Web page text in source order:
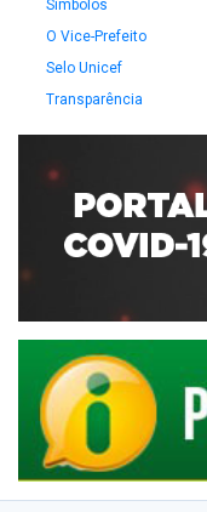
Símbolos
O Vice-Prefeito
Selo Unicef
Transparência